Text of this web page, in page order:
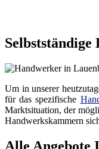
Um in unserer
für das spezifische
Marktsituation, der
Handwerkskammern